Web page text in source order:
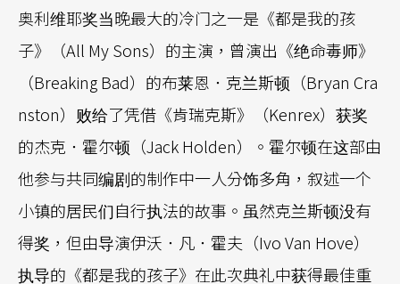
奥利维耶奖当晚最大的冷门之一是《都是我的孩
子》（All My Sons）的主演，曾演出《绝命毒师》
（Breaking Bad）的布莱恩．克兰斯顿（Bryan Cra
nston）败给了凭借《肯瑞克斯》（Kenrex）获奖
的杰克．霍尔顿（Jack Holden）。霍尔顿在这部由
他参与共同编剧的制作中一人分饰多角，叙述一个
小镇的居民们自行执法的故事。虽然克兰斯顿没有
得奖，但由导演伊沃．凡．霍夫（Ivo Van Hove）
执导的《都是我的孩子》在此次典礼中获得最佳重